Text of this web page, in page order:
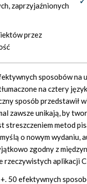
zaprzyjaźnionych
przez
sposobów
na cztery
sposób przedstawił
zawsze unikają, by
streszczeniem metod
o nowym
zgodny z
rzeczywistych aplikacji
50 efektywnych